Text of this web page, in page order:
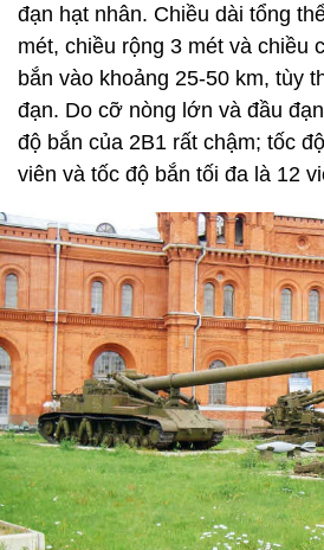
đạn hạt nhân. Chiều dài tổng
mét, chiều rộng 3 mét và chiều
bắn vào khoảng 25-50 km, tùy
đạn. Do cỡ nòng lớn và đầu
độ bắn của 2B1 rất chậm; tốc
viên và tốc độ bắn tối đa là 12